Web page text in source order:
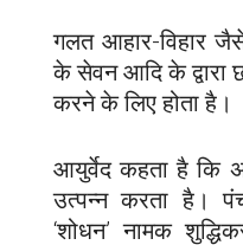
गलत आहार-विहार
के सेवन आदि के द्वारा
करने के लिए होता है।
आयुर्वेद कहता है कि
उत्पन्न करता है।
‘शोधन’ नामक